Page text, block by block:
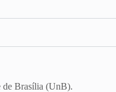
de Brasília (UnB).